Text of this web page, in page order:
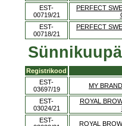
EST-
00719/21
PERFECT
EST-
00718/21
PERFECT
Registrikood
EST-
03697/19
MY
EST-
03024/21
ROYAL
EST-
ROYAL